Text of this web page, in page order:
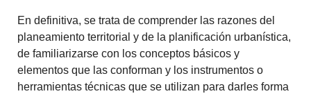
En definitiva, se trata de comprender las razones del
planeamiento territorial y de la planificación urbanística,
de familiarizarse con los conceptos básicos y
elementos que las conforman y los instrumentos o
herramientas técnicas que se utilizan para darles forma